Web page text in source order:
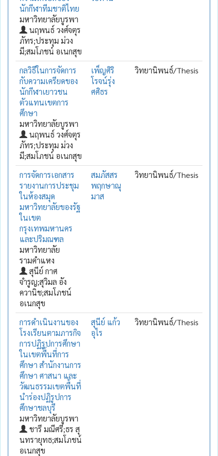
นักกีฬาทีมชาติไทย
มหาวิทยาลัยบูรพา
นฤพนธ์ วงศ์จตุร
ภัทร;ประทุม ม่วง
มี;สมโภชน์ อเนกสุข
กลวิธีในการจัดการ
กับความเครียดของ
นักกีฬาเยาวชน
ตัวแทนเขตการ
ศึกษา
มหาวิทยาลัยบูรพา
นฤพนธ์ วงศ์จตุร
ภัทร;ประทุม ม่วง
มี;สมโภชน์ อเนกสุข
เพ็ญศิริ
โรจน์รุ่ง
ศศิธร
วิทยานิพนธ์/Thesis
การจัดการเอกสาร
รายงานการประชุม
ในห้องสมุด
มหาวิทยาลัยของรัฐ
ในเขต
กรุงเทพมหานคร
และปริมณฑล
มหาวิทยาลัย
รามคำแหง
สุนีย์ กาศ
จำรูญ;สุวิมล อัง
ควานิช;สมโภชน์
อเนกสุข
สมภัสสร
พฤกษาณุ
มาส
วิทยานิพนธ์/Thesis
การดำเนินงานของ
โรงเรียนตามภารกิจ
การปฏิรูปการศึกษา
ในเขตพื้นที่การ
ศึกษา สำนักงานการ
ศึกษา ศาสนา และ
วัฒนธรรมเขตพื้นที่
นำร่องปฏิรูปการ
ศึกษาชลบุรี
มหาวิทยาลัยบูรพา
ชารี มณีศรี;ธร สุ
นทรายุทธ;สมโภชน์
อเนกสุข
สุนีย์ แก้ว
อุไร
วิทยานิพนธ์/Thesis